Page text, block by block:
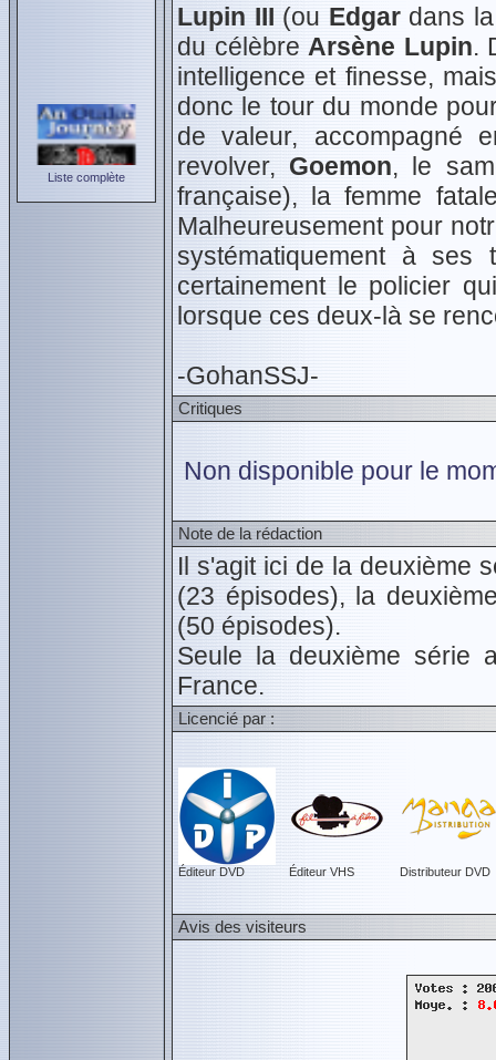
Liste complète
Lupin III (ou Edgardans la
du célèbre Arsène Lupin.
intelligence et finesse,
donc le tour du monde
de valeur,
revolver, Goemon, le
française), la femme
Malheureusement pour
systématiquement à
certainement le policier
lorsque ces deux-là se
-GohanSSJ-
Critiques
Non disponible pour le
Note de la rédaction
Il s'agit ici de la deuxième
(23 épisodes), la
(50 épisodes).
Seule la deuxième série
France.
Licencié par :
Éditeur DVD Éditeur VHS Distributeur DVD
Avis des visiteurs